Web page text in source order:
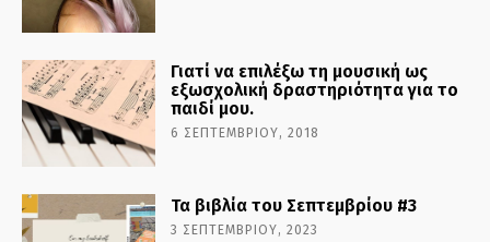
Γιατί να επιλέξω τη μουσική ως
εξωσχολική δραστηριότητα για το
παιδί μου.
6 ΣΕΠΤΕΜΒΡΊΟΥ, 2018
Τα βιβλία του Σεπτεμβρίου #3
3 ΣΕΠΤΕΜΒΡΊΟΥ, 2023